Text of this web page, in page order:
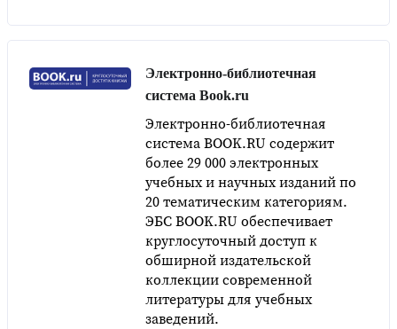
Электронно-библиотечная
система Book.ru
Электронно-библиотечная
система BOOK.RU содержит
более 29 000 электронных
учебных и научных изданий по
20 тематическим категориям.
ЭБС BOOK.RU обеспечивает
круглосуточный доступ к
обширной издательской
коллекции современной
литературы для учебных
заведений.